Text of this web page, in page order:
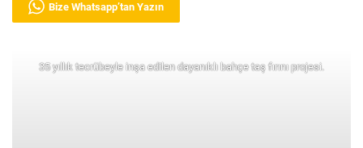
Bize Whatsapp’tan Yazın
35 yıllık tecrübeyle inşa edilen dayanıklı bahçe taş fırını projesi.